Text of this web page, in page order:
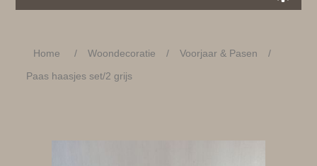
Home / Woondecoratie / Voorjaar & Pasen
/
Paas haasjes set/2 grijs